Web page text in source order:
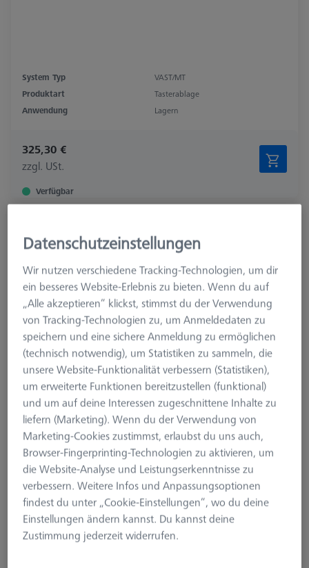
System Typ
VAST/MT
Produktart
Tasterablage
Anwendung
Lagern
325,30 €
zzgl. USt.
Verfügbar
621770-8040-000
Datenschutzeinstellungen
Wir nutzen verschiedene Tracking-Technologien, um dir
ein besseres Website-Erlebnis zu bieten. Wenn du auf
„Alle akzeptieren“ klickst, stimmst du der Verwendung
von Tracking-Technologien zu, um Anmeldedaten zu
speichern und eine sichere Anmeldung zu ermöglichen
(technisch notwendig), um Statistiken zu sammeln, die
unsere Website-Funktionalität verbessern (Statistiken),
um erweiterte Funktionen bereitzustellen (funktional)
und um auf deine Interessen zugeschnittene Inhalte zu
liefern (Marketing). Wenn du der Verwendung von
Marketing-Cookies zustimmst, erlaubst du uns auch,
Browser-Fingerprinting-Technologien zu aktivieren, um
die Website-Analyse und Leistungserkenntnisse zu
verbessern. Weitere Infos und Anpassungsoptionen
findest du unter „Cookie-Einstellungen“, wo du deine
Einstellungen ändern kannst. Du kannst deine
Zustimmung jederzeit widerrufen.